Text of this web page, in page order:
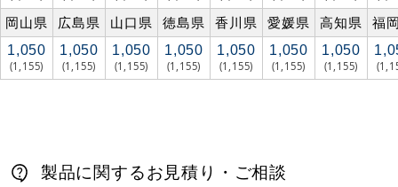
岡山県 広島県 山口県 徳島県 香川県 愛媛県 高知県 福
1,050
(1,155)
1,050
(1,155)
1,050
(1,155)
1,050
(1,155)
1,050
(1,155)
1,050
(1,155)
1,050
(1,155)
製品に関するお見積り・ご相談